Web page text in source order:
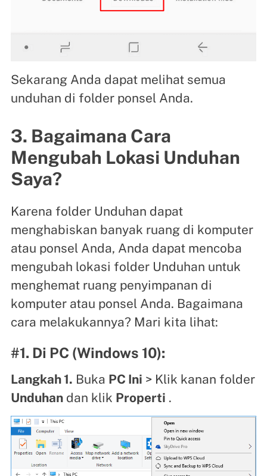
Sekarang Anda dapat melihat semua
unduhan di folder ponsel Anda.
3. Bagaimana Cara
Mengubah Lokasi Unduhan
Saya?
Karena folder Unduhan dapat
menghabiskan banyak ruang di komputer
atau ponsel Anda, Anda dapat mencoba
mengubah lokasi folder Unduhan untuk
menghemat ruang penyimpanan di
komputer atau ponsel Anda. Bagaimana
cara melakukannya? Mari kita lihat:
#1. Di PC (Windows 10):
Langkah 1. Buka PC Ini > Klik kanan folder
Unduhandan klik Properti .